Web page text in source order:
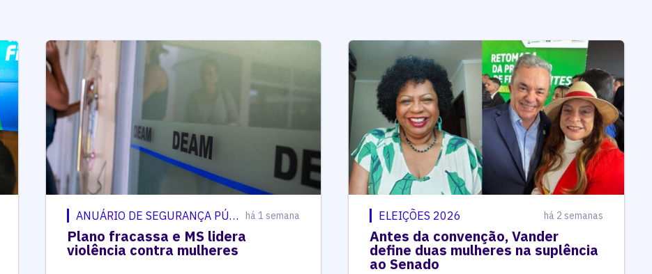
ANUÁRIO DE SEGURANÇA PÚBLICA há 1 semana
Plano fracassa e MS lidera
violência contra mulheres
ELEIÇÕES 2026 há 2 semanas
Antes da convenção, Vander
define duas mulheres na suplência
ao Senado